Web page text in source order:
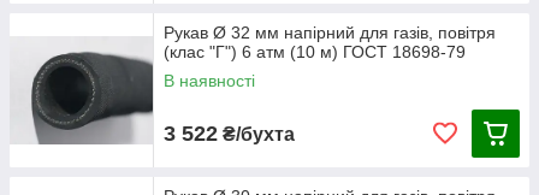
Рукав Ø 32 мм напірний для газів, повітря
(клас "Г") 6 атм (10 м) ГОСТ 18698-79
В наявності
3 522 ₴/бухта